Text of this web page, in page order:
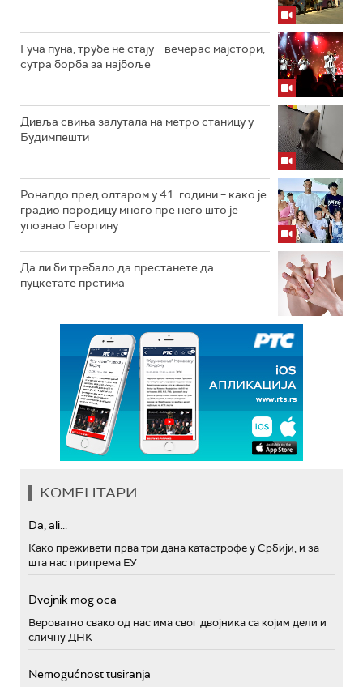
Гуча пуна, трубе не стају – вечерас мајстори,
сутра борба за најбоље
Дивља свиња залутала на метро станицу у
Будимпешти
Роналдо пред олтаром у 41. години – како је
градио породицу много пре него што је
упознао Георгину
Да ли би требало да престанете да
пуцкетате прстима
КОМЕНТАРИ
Da, ali...
Како преживети прва три дана катастрофе у Србији, и за
шта нас припрема ЕУ
Dvojnik mog oca
Вероватно свако од нас има свог двојника са којим дели и
сличну ДНК
Nemogućnost tusiranja